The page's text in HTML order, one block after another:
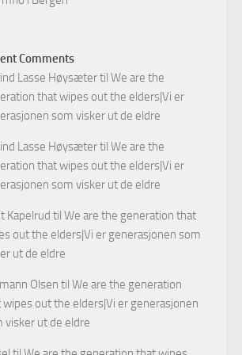
Comments
Lasse Høysætertil We are the
that wipes out the elders|Vi er
som visker ut de eldre
Lasse Høysætertil We are the
that wipes out the elders|Vi er
som visker ut de eldre
Kapelrud til We are the generation that
out the elders|Vi er generasjonen som
ut de eldre
Olsen til We are the generation
wipes out the elders|Vi er generasjonen
visker ut de eldre